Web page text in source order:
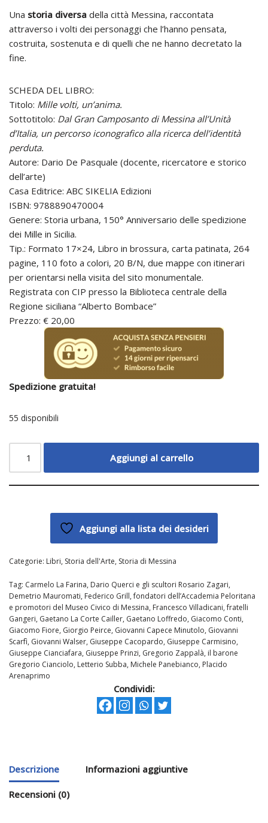
Una storia diversa della città Messina, raccontata
attraverso i volti dei personaggi che l’hanno pensata,
costruita, sostenuta e di quelli che ne hanno decretato la
fine.
SCHEDA DEL LIBRO:
Titolo: Mille volti, un’anima.
Sottotitolo: Dal Gran Camposanto di Messina all’Unità
d’Italia, un percorso iconografico alla ricerca dell’identità
perduta.
Autore: Dario De Pasquale (docente, ricercatore e storico
dell’arte)
Casa Editrice: ABC SIKELIA Edizioni
ISBN: 9788890470004
Genere: Storia urbana, 150° Anniversario delle spedizione
dei Mille in Sicilia.
Tip.: Formato 17×24, Libro in brossura, carta patinata, 264
pagine, 110 foto a colori, 20 B/N, due mappe con itinerari
per orientarsi nella visita del sito monumentale.
Registrata con CIP presso la Biblioteca centrale della
Regione siciliana “Alberto Bombace”
Prezzo: € 20,00
Spedizione gratuita!
55 disponibili
Aggiungi al carrello
Aggiungi alla lista dei desideri
Categorie: Libri, Storia dell'Arte, Storia di Messina
Tag: Carmelo La Farina, Dario Querci e gli scultori Rosario Zagari,
Demetrio Mauromati, Federico Grill,fondatori dell’Accademia Peloritana
e promotori del Museo Civico di Messina, Francesco Villadicani,fratelli
Gangeri, Gaetano La Corte Cailler, Gaetano Loffredo, Giacomo Conti,
Giacomo Fiore, Giorgio Peirce, Giovanni Capece Minutolo, Giovanni
Scarfì, Giovanni Walser, Giuseppe Cacopardo, Giuseppe Carmisino,
Giuseppe Cianciafara, Giuseppe Prinzi, Gregorio Zappalà, il barone
Gregorio Cianciolo, Letterio Subba, Michele Panebianco, Placido
Arenaprimo
Condividi:
Descrizione Informazioni aggiuntive
Recensioni (0)